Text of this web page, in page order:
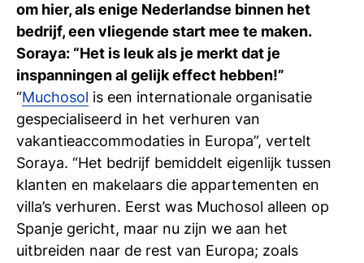
om hier, als enige Nederlandse binnen het
bedrijf, een vliegende start mee te maken.
Soraya: “Het is leuk als je merkt dat je
inspanningen al gelijk effect hebben!”
“Muchosol is een internationale organisatie
gespecialiseerd in het verhuren van
vakantieaccommodaties in Europa”, vertelt
Soraya. “Het bedrijf bemiddelt eigenlijk tussen
klanten en makelaars die appartementen en
villa’s verhuren. Eerst was Muchosol alleen op
Spanje gericht, maar nu zijn we aan het
uitbreiden naar de rest van Europa; zoals